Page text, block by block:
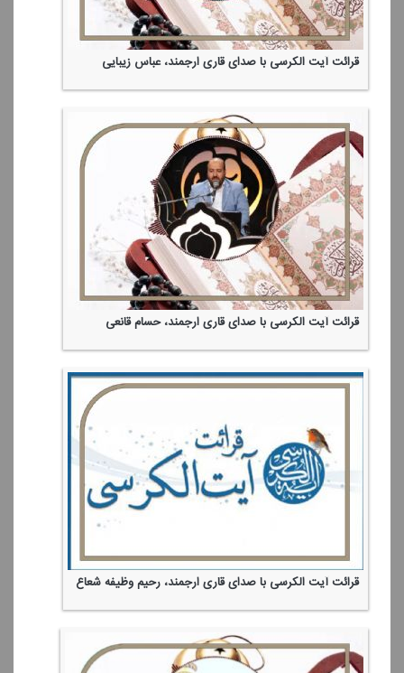
قرائت آیت الكرسی با صدای قاری ارجمند، عباس زیبایی
قرائت آیت الكرسی با صدای قاری ارجمند، حسام قانعی
قرائت آیت الكرسی با صدای قاری ارجمند، رحیم وظیفه شعاع